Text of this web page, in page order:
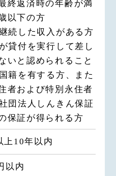
義務の履行のため
びにﾃﾞｰﾀ分析や
る金融商品やｻｰ
ため
の発送等、金融
る各種ご提案の
の商品やｻｰﾋﾞｽに
ため
解約やお取引解
め
保険の加入業務
ため
終返済時の年齢が満
以下の方
継続した収入がある方
いと認められること
者および特別永住者
保証が得られる方
上10年以内
以内